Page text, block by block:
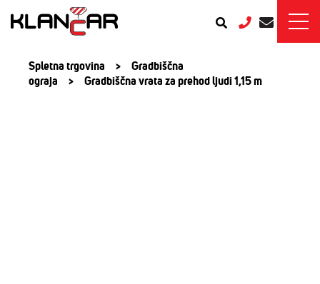
Spletna trgovina >
Gradbiščna
ograja
> Gradbiščna vrata za prehod ljudi 1,15 m